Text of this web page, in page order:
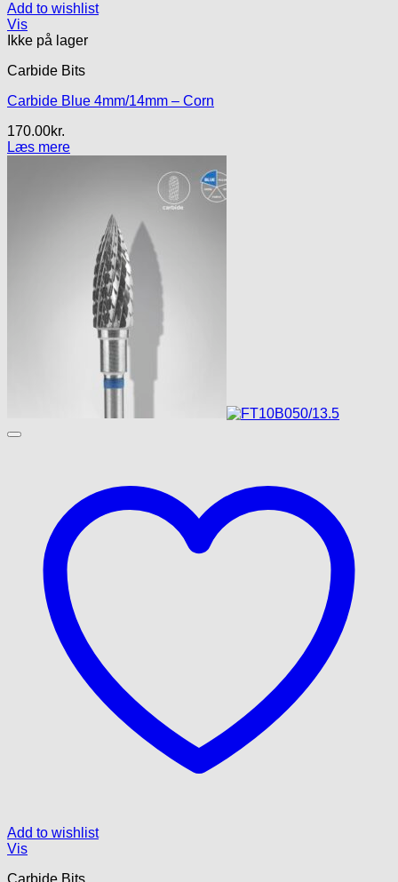
Add to wishlist
Vis
Ikke på lager
Carbide Bits
Carbide Blue 4mm/14mm – Corn
170.00kr.
Læs mere
Add to wishlist
Vis
Carbide Bits